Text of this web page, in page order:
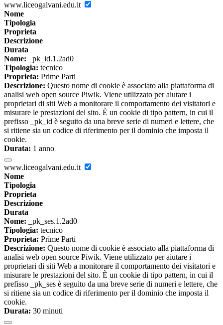
www.liceogalvani.edu.it
Nome
Tipologia
Proprieta
Descrizione
Durata
Nome: _pk_id.1.2ad0
Tipologia: tecnico
Proprieta: Prime Parti
Descrizione: Questo nome di cookie è associato alla piattaforma di
analisi web open source Piwik. Viene utilizzato per aiutare i
proprietari di siti Web a monitorare il comportamento dei visitatori e
misurare le prestazioni del sito. È un cookie di tipo pattern, in cui il
prefisso _pk_id è seguito da una breve serie di numeri e lettere, che
si ritiene sia un codice di riferimento per il dominio che imposta il
cookie.
Durata: 1 anno
www.liceogalvani.edu.it
Nome
Tipologia
Proprieta
Descrizione
Durata
Nome: _pk_ses.1.2ad0
Tipologia: tecnico
Proprieta: Prime Parti
Descrizione: Questo nome di cookie è associato alla piattaforma di
analisi web open source Piwik. Viene utilizzato per aiutare i
proprietari di siti Web a monitorare il comportamento dei visitatori e
misurare le prestazioni del sito. È un cookie di tipo pattern, in cui il
prefisso _pk_ses è seguito da una breve serie di numeri e lettere, che
si ritiene sia un codice di riferimento per il dominio che imposta il
cookie.
Durata: 30 minuti